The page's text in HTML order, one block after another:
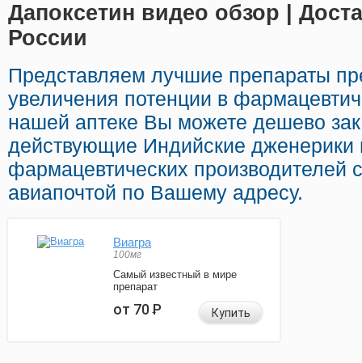
Дапоксетин видео обзор |
России
Представляем лучшие препараты
увеличения потенции в
нашей аптеке Вы можете дешево
действующие Индийские дженерики
фармацевтических производителей
авиапочтой по Вашему адресу.
Виагра
100мг
Самый известный в мире
препарат
от 70Р Купить